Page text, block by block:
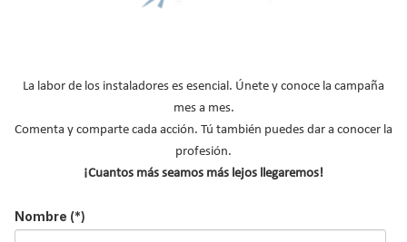
El 15 de octubre se celebra la
Penedés 2014dedicada a laEficiencia Energética, Rehabilitación
La labor de los instaladores es esencial. Únete y conoce la campaña
mes a mes.
Comenta y comparte cada acción. Tú también puedes dar a conocer la
profesión.
¡Cuantos más seamos más lejos llegaremos!
Nombre (*)